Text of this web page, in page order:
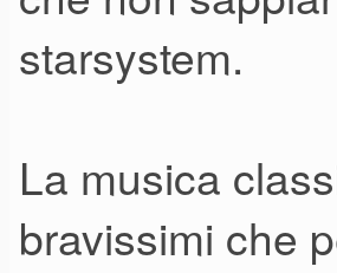
starsystem.
La musica
bravissimi che